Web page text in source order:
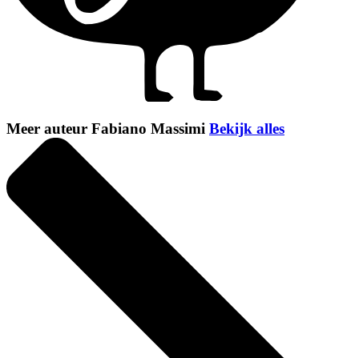
Meer auteur Fabiano Massimi Bekijk alles